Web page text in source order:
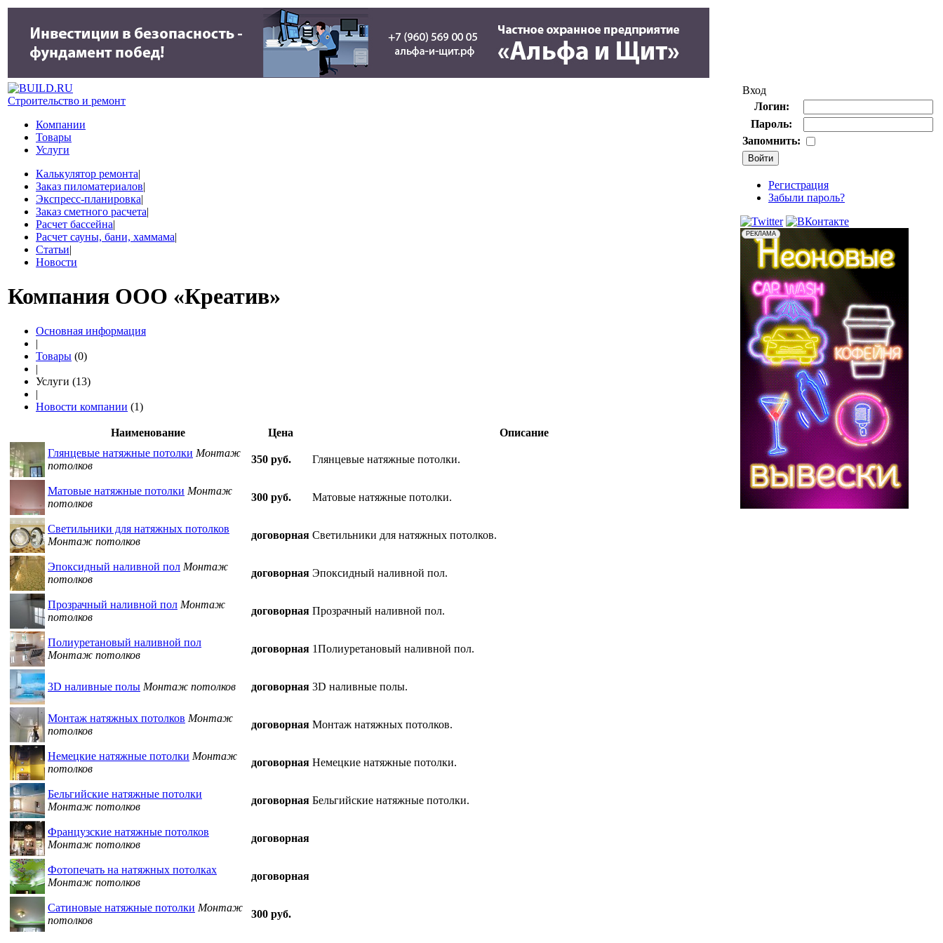
Строительство и ремонт
Компании
Товары
Услуги
Калькулятор ремонта|
Заказ пиломатериалов|
Экспресс-планировка|
Заказ сметного расчета|
Расчет бассейна|
Расчет сауны, бани, хаммама|
Статьи|
Новости
Компания ООО «Креатив»
Основная информация
|
Товары (0)
|
Услуги (13)
|
Новости компании (1)
Наименование Цена
Описание
Глянцевые натяжные потолки Монтаж
потолков
350 руб. Глянцевые натяжные потолки.
Матовые натяжные потолки Монтаж
потолков
300 руб. Матовые натяжные потолки.
Светильники для натяжных потолков
Монтаж потолков
договорная Светильники для натяжных потолков.
Эпоксидный наливной пол Монтаж
потолков
договорная Эпоксидный наливной пол.
Прозрачный наливной пол Монтаж
потолков
договорная Прозрачный наливной пол.
Полиуретановый наливной пол
Монтаж потолков
договорная 1Полиуретановый наливной пол.
3D наливные полы Монтаж потолков договорная 3D наливные полы.
Монтаж натяжных потолков Монтаж
потолков
договорная Монтаж натяжных потолков.
Немецкие натяжные потолки Монтаж
потолков
договорная Немецкие натяжные потолки.
Бельгийские натяжные потолки
Монтаж потолков
договорная Бельгийские натяжные потолки.
Французские натяжные потолков
Монтаж потолков
договорная
Фотопечать на натяжных потолках
Монтаж потолков
договорная
Сатиновые натяжные потолки Монтаж
потолков
300 руб.
Вход
Логин:
Пароль:
Запомнить:
Регистрация
Забыли пароль?